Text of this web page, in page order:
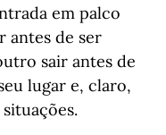
em palco
antes de ser
sair antes de
lugar e, claro,